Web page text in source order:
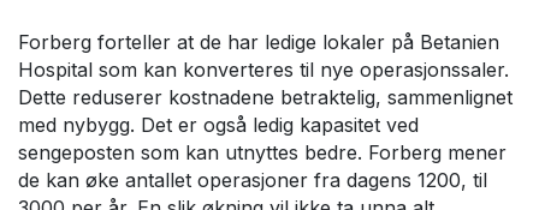
Forberg forteller at de har ledige lokaler på Betanien
Hospital som kan konverteres til nye operasjonssaler.
Dette reduserer kostnadene betraktelig, sammenlignet
med nybygg. Det er også ledig kapasitet ved
sengeposten som kan utnyttes bedre. Forberg mener
de kan øke antallet operasjoner fra dagens 1200, til